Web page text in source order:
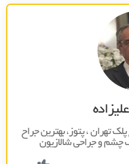
تهران ، پتوز، بهترين جراح
چشم و جراحي شالازيون